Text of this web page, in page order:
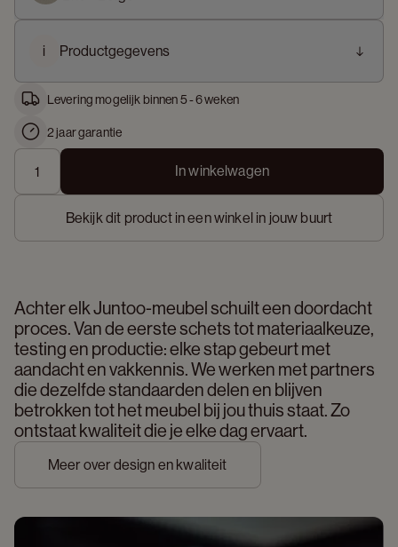
i Productgegevens
Levering mogelijk binnen 5 - 6 weken
2 jaar garantie
In winkelwagen
Bekijk dit product in een winkel in jouw buurt
Achter elk Juntoo-meubel schuilt een doordacht
proces. Van de eerste schets tot materiaalkeuze,
testing en productie: elke stap gebeurt met
aandacht en vakkennis. We werken met partners
die dezelfde standaarden delen en blijven
betrokken tot het meubel bij jou thuis staat. Zo
ontstaat kwaliteit die je elke dag ervaart.
Meer over design en kwaliteit